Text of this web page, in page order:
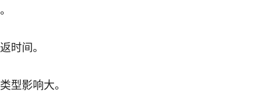
时间。
型影响大。